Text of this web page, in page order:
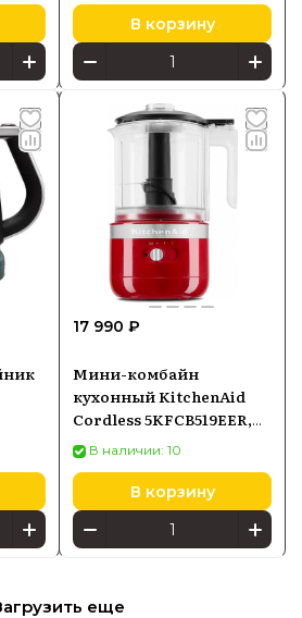
В корзину
17 990 ₽
Мини-комбайн
кухонный KitchenAid
Cordless 5KFCB519EER,
красный
В наличии: 10
В корзину
еще